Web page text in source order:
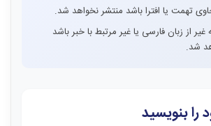
تهمت یا افترا باشد منتشر نخواهد شد.
غیر از زبان فارسی یا غیر مرتبط با خبر باشد
شد.
را بنویسید